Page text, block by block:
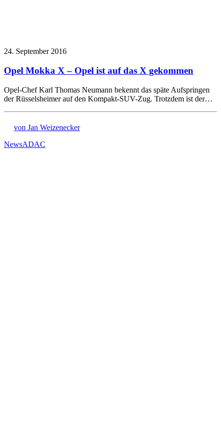
24. September 2016
Opel Mokka X – Opel ist auf das X gekommen
Opel-Chef Karl Thomas Neumann bekennt das späte Aufspringen
der Rüsselsheimer auf den Kompakt-SUV-Zug. Trotzdem ist der…
von Jan Weizenecker
NewsADAC